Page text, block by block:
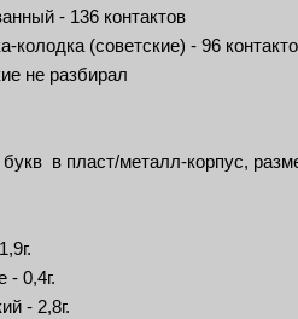
- 136 контактов
(советские) - 96
не разбирал
в пласт/металл-корпус,
- 0,4г.
- 2,8г.